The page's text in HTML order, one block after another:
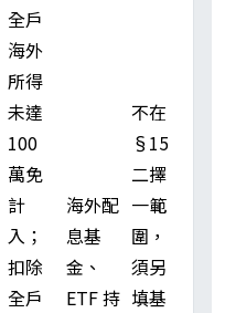
全戶
海外
所得
未達
100
萬免
計
入；
扣除
全戶
海外配
息基
金、
ETF 持
不在
§15
二擇
一範
圍，
須另
填基